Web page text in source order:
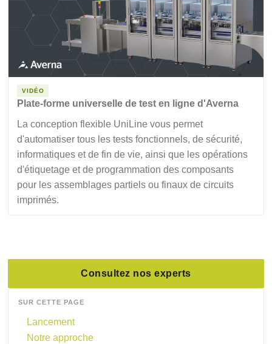
VIDÉO
Plate-forme universelle de test en ligne d'Averna
La conception flexible UniLine vous permet
d'automatiser tous les tests fonctionnels, de sécurité,
informatiques et de fin de vie, ainsi que les opérations
d'étiquetage et de programmation des composants
pour les assemblages partiels ou finaux de circuits
imprimés.
Consultez nos experts
SUR CETTE PAGE
Lancement
Notre approche